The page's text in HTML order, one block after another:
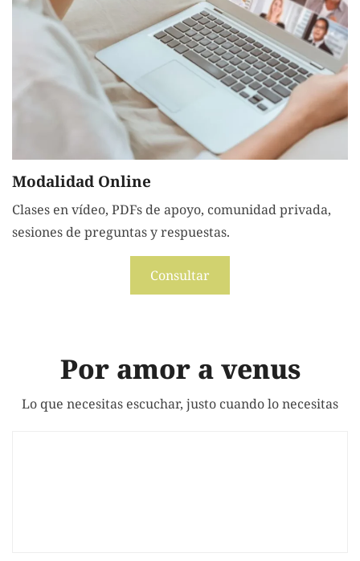
Modalidad Online
Clases en vídeo, PDFs de apoyo, comunidad privada,
sesiones de preguntas y respuestas.
Consultar
Por amor a venus
Lo que necesitas escuchar, justo cuando lo necesitas